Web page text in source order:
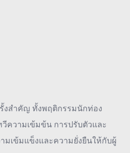
งสำคัญ ทั้งพฤติกรรมนักท่อง
ความเข้มข้น การปรับตัวและ
มเข้มแข็งและความยั่งยืนให้กับผู้